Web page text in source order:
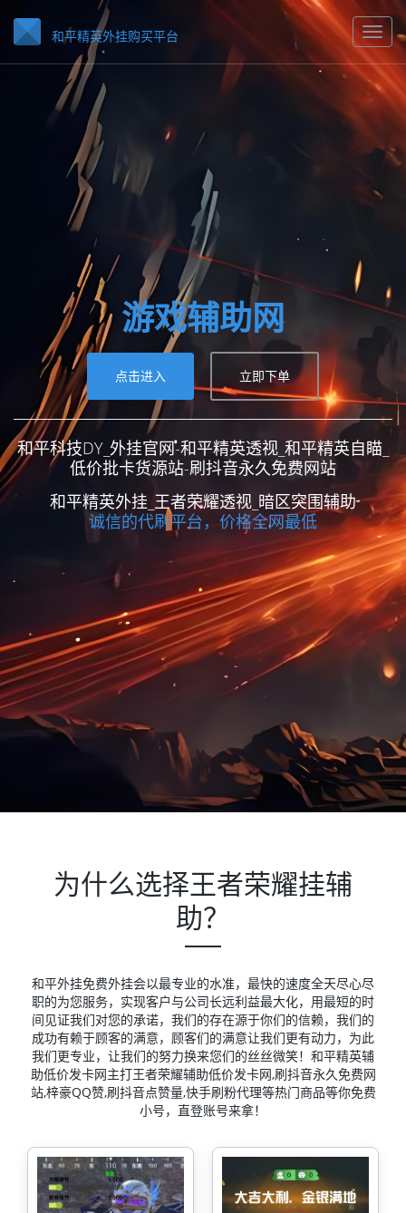
和平精英外挂购买平台
游戏辅助网
点击进入 立即下单
和平科技DY_外挂官网-和平精英透视_和平精英自瞄_
低价批卡货源站-刷抖音永久免费网站
和平精英外挂_王者荣耀透视_暗区突围辅助
诚信的代刷平台，价格全网最低
为什么选择王者荣耀挂辅
助？
和平外挂免费外挂会以最专业的水准，最快的速度全天尽心尽
职的为您服务，实现客户与公司长远利益最大化，用最短的时
间见证我们对您的承诺，我们的存在源于你们的信赖，我们的
成功有赖于顾客的满意，顾客们的满意让我们更有动力，为此
我们更专业，让我们的努力换来您们的丝丝微笑！和平精英辅
助低价发卡网主打王者荣耀辅助低价发卡网,刷抖音永久免费网
站,梓豪QQ赞,刷抖音点赞量,快手刷粉代理等热门商品等你免费
小号，直登账号来拿！